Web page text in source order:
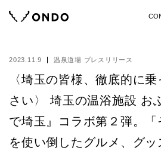
2023.11.9 温泉道場 プレスリリース
〈埼玉の皆様、徹底的に
さい〉 埼玉の温浴施設 お
で埼玉』コラボ第２弾。「
を使い倒したグルメ、グッ